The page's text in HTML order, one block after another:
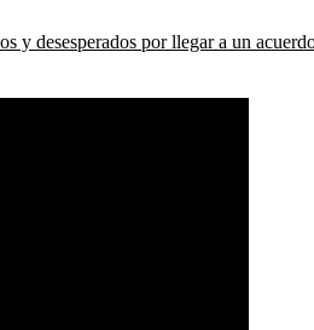
y desesperados por llegar a un